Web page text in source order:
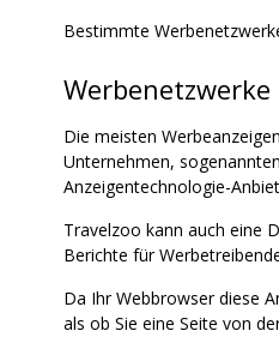
Bestimmte
Werbenetzwerke
Die meisten
Unternehmen,
Anzeigentechnologie-
Travelzoo kann auch eine
Berichte für
Da Ihr Webbrowser diese
als ob Sie eine Seite von